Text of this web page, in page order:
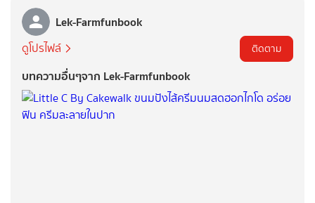
Lek-Farmfunbook
ดูโปรไฟล์ ติดตาม
บทความอื่นๆจาก Lek-Farmfunbook